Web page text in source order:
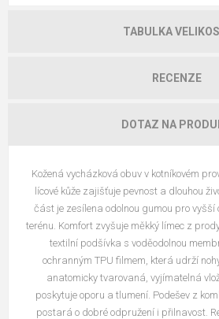
TABULKA
RECENZE
DOTAZ NA
Kožená vycházková obuv v kotníkovém
lícové kůže zajišťuje pevnost a dlouhou
část je zesílena odolnou gumou pro
terénu. Komfort zvyšuje měkký límec z
textilní podšívka s voděodolnou
ochranným TPU filmem, která udrží
anatomicky tvarovaná, vyjímatelná
poskytuje oporu a tlumení. Podešev z
postará o dobré odpružení i přilnavost.